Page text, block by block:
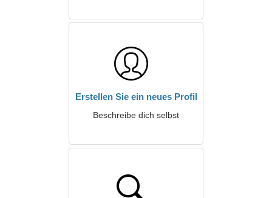
Erstellen Sie ein neues Profil
Beschreibe dich selbst